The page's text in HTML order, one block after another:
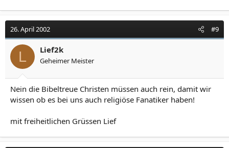
26. April 2002 #9
L Lief2k
Geheimer Meister
Nein die Bibeltreue Christen müssen auch rein, damit wir
wissen ob es bei uns auch religiöse Fanatiker haben!
mit freiheitlichen Grüssen Lief